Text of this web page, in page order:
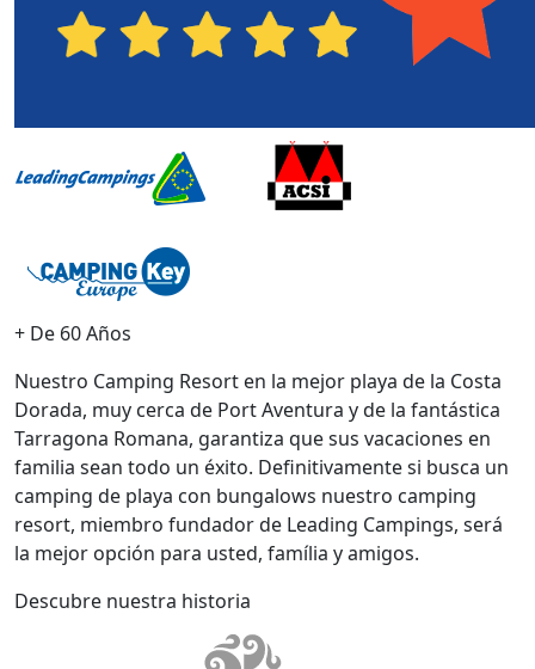
+ De 60 Años
Nuestro Camping Resort en la mejor playa de la Costa
Dorada, muy cerca de Port Aventura y de la fantástica
Tarragona Romana, garantiza que sus vacaciones en
familia sean todo un éxito. Definitivamente si busca un
camping de playa con bungalows nuestro camping
resort, miembro fundador de Leading Campings, será
la mejor opción para usted, família y amigos.
Descubre nuestra historia